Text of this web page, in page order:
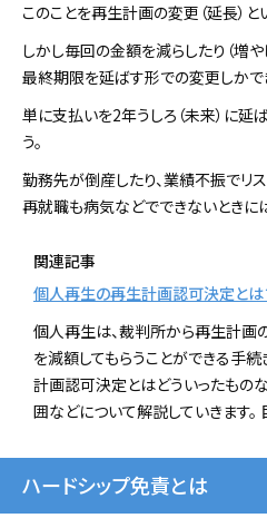
このことを再生計画の変更（延長）と
しかし毎回の金額を減らしたり（増や
最終期限を延ばす形での変更しかで
単に支払いを2年うしろ（未来）に延
う。
勤務先が倒産したり、業績不振でリ
再就職も病気などでできないときに
関連記事
個人再生の再生計画認可決定と
個人再生は、裁判所から再生計画
を減額してもらうことができる手続
計画認可決定とはどういったもの
囲などについて解説していきます
ハードシップ免責とは